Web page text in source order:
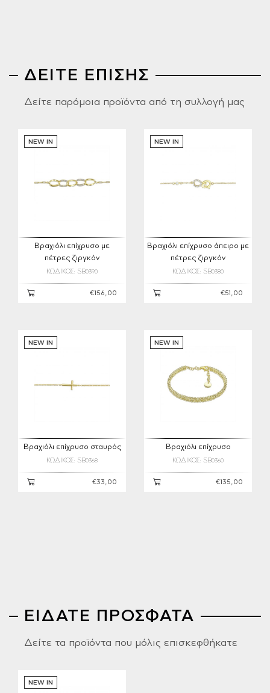
ΔΕΙΤΕ ΕΠΙΣΗΣ
Δείτε παρόμοια προϊόντα από τη συλλογή μας
NEW IN
Βραχιόλι επίχρυσο με
πέτρες ζιργκόν
ΚΩΔΙΚΟΣ: SB0390
€156,00
NEW IN
Βραχιόλι επίχρυσο άπειρο με
πέτρες ζιργκόν
ΚΩΔΙΚΟΣ: SB0380
€51,00
NEW IN
Βραχιόλι επίχρυσο σταυρός
ΚΩΔΙΚΟΣ: SB0368
€33,00
NEW IN
Βραχιόλι επίχρυσο
ΚΩΔΙΚΟΣ: SB0360
€135,00
ΕΙΔΑΤΕ ΠΡΟΣΦΑΤΑ
Δείτε τα προϊόντα που μόλις επισκεφθήκατε
NEW IN